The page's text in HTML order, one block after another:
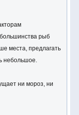
рыб
места, предлагать
небольшое.
ни мороз, ни